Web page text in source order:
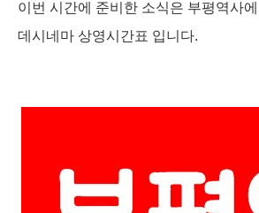
이번 시간에 준비한 소식은 부평역사
데시네마 상영시간표 입니다.